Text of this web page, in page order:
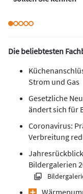
Die beliebtesten
Strom und Gas
Gesetzliche
ändert sich für
Coronavirus:
Verbreitung
Bildergalerien